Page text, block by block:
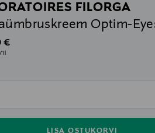
FILORGA
Optim-
Price
€
LISA OSTUKORVI